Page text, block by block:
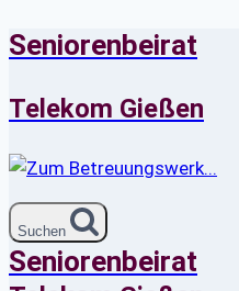
Zum
springen
Seniorenbeirat
Telekom Gießen
Suchen
Seniorenbeirat